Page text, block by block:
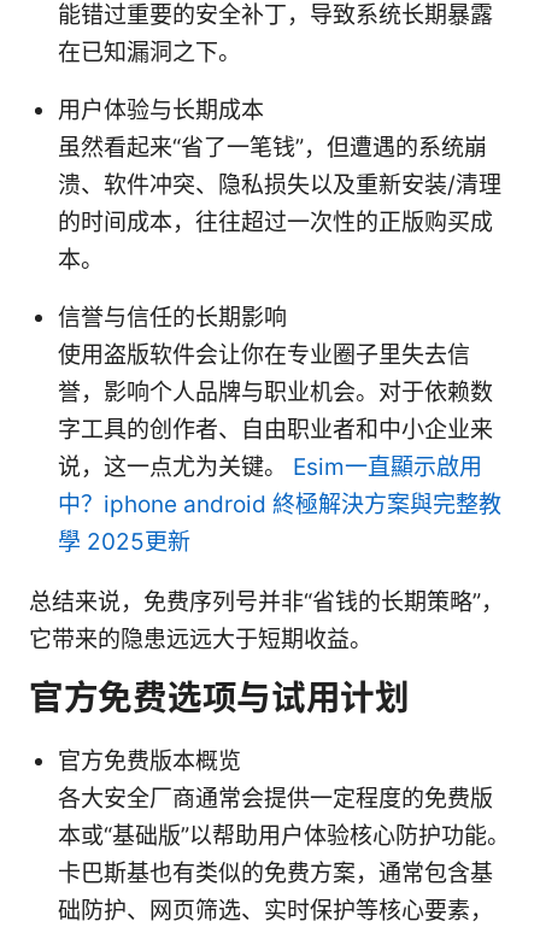
能错过重要的安全补丁，导致系统长期暴露
在已知漏洞之下。
用户体验与长期成本
虽然看起来“省了一笔钱”，但遭遇的系统崩
溃、软件冲突、隐私损失以及重新安装/清理
的时间成本，往往超过一次性的正版购买成
本。
信誉与信任的长期影响
使用盗版软件会让你在专业圈子里失去信
誉，影响个人品牌与职业机会。对于依赖数
字工具的创作者、自由职业者和中小企业来
说，这一点尤为关键。 Esim一直顯示啟用
中？iphone android 終極解決方案與完整教
學 2025更新
总结来说，免费序列号并非“省钱的长期策略”，
它带来的隐患远远大于短期收益。
官方免费选项与试用计划
官方免费版本概览
各大安全厂商通常会提供一定程度的免费版
本或“基础版”以帮助用户体验核心防护功能。
卡巴斯基也有类似的免费方案，通常包含基
础防护、网页筛选、实时保护等核心要素，